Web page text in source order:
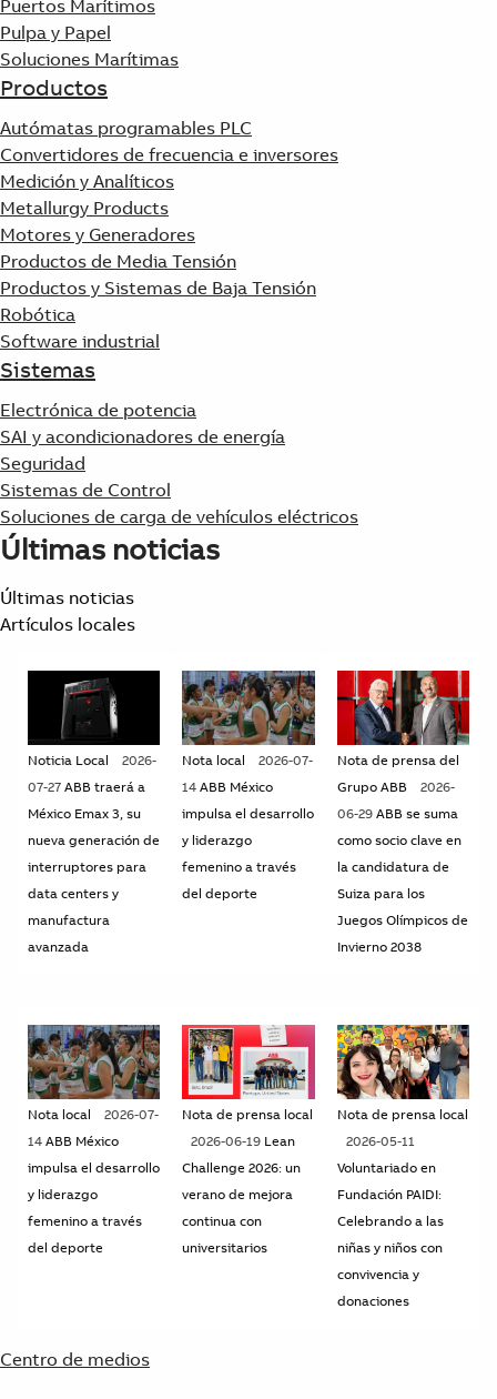
Puertos Marítimos
Pulpa y Papel
Soluciones Marítimas
Productos
Autómatas programables PLC
Convertidores de frecuencia e inversores
Medición y Analíticos
Metallurgy Products
Motores y Generadores
Productos de Media Tensión
Productos y Sistemas de Baja Tensión
Robótica
Software industrial
Sistemas
Electrónica de potencia
SAI y acondicionadores de energía
Seguridad
Sistemas de Control
Soluciones de carga de vehículos eléctricos
Últimas noticias
Últimas noticias
Artículos locales
Noticia Local
2026-
07-27 ABB traerá a
México Emax 3, su
nueva generación de
interruptores para
data centers y
manufactura
avanzada
Nota local
2026-07-
14ABB México
impulsa el desarrollo
y liderazgo
femenino a través
del deporte
Nota de prensa del
Grupo ABB
2026-
06-29 ABB se suma
como socio clave en
la candidatura de
Suiza para los
Juegos Olímpicos de
Invierno 2038
Nota local
2026-07-
14 ABB México
impulsa el desarrollo
y liderazgo
femenino a través
del deporte
Nota de prensa local
2026-06-19 Lean
Challenge 2026: un
verano de mejora
continua con
universitarios
Nota de prensa local
2026-05-11
Voluntariado en
Fundación PAIDI:
Celebrando a las
niñas y niños con
convivencia y
donaciones
Centro de medios